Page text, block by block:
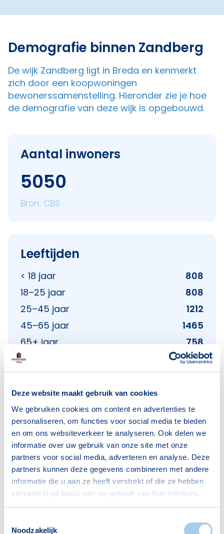
Deze website maakt gebruik van cookies
We gebruiken cookies om content en advertenties te
personaliseren, om functies voor social media te bieden
en om ons websiteverkeer te analyseren. Ook delen we
informatie over uw gebruik van onze site met onze
partners voor social media, adverteren en analyse. Deze
partners kunnen deze gegevens combineren met andere
informatie die u aan ze heeft verstrekt of die ze hebben
verzameld op basis van uw gebruik van hun services.
Noodzakelijk
Demografie binnen Zandberg
De wijk Zandberg ligt in Breda en kenmerkt
zich door een koopwoningen
bewonerssamenstelling. Hieronder zie je hoe
de demografie van deze wijk is opgebouwd.
Aantal inwoners
5050
Bron: CBS
Leeftijden
< 18 jaar
808
18–25 jaar
808
25–45 jaar
1212
45–65 jaar
1465
65+ jaar
758
Bron: CBS
Huishoudens
Alleenwonend
1078
Gezin zonder kinderen
662
Gezin met kinderen
711
Bron: CBS